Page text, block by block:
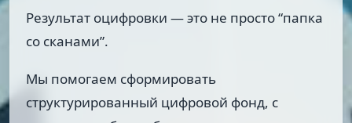
Результат оцифровки — это не просто “папка
со сканами”.
Мы помогаем сформировать
структурированный цифровой фонд, с